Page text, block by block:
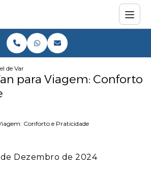
de Van para Viagem: Conforto e Praticidade
para Viagem: Conforto
de Dezembro de 2024